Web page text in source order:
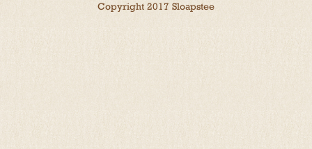
Copyright 2017 Sloapstee